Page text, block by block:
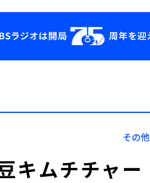
YouTube
その他
キムチチャー